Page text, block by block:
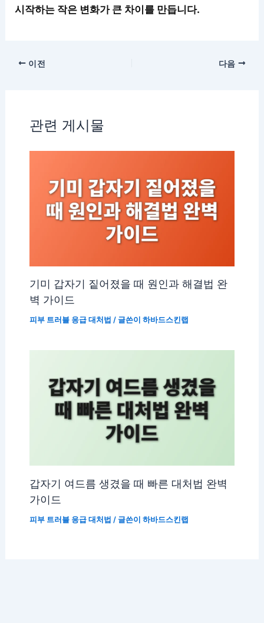
시작하는 작은 변화가 큰 차이를 만듭니다.
이전 다음
관련 게시물
기미 갑자기 짙어졌을 때 원인과 해결법 완
벽 가이드
피부 트러블 응급 대처법 / 글쓴이 하바드스킨랩
갑자기 여드름 생겼을 때 빠른 대처법 완벽
가이드
피부 트러블 응급 대처법 / 글쓴이 하바드스킨랩